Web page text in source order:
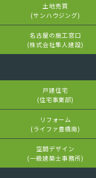
土地売買
(サンハウジング)
名古屋の施工窓口
(株式会社隼人建設)
戸建住宅
(住宅事業部)
リフォーム
(ライファ豊橋南)
空間デザイン
(一級建築士事務所)